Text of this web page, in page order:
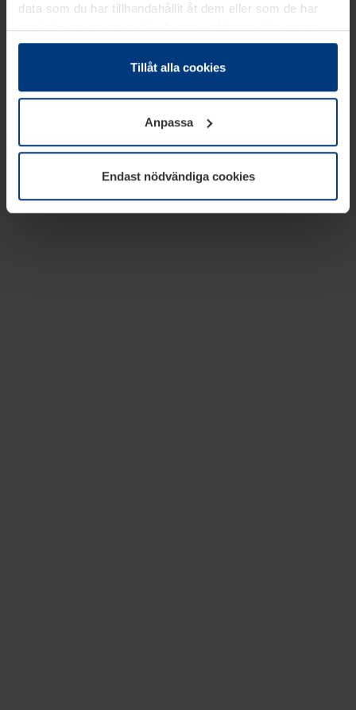
data som du har tillhandahållit åt dem eller som de har
samlat in inom ramen för din användning av tjänsterna.
Juridiskt kan vi lagra kakor på din enhet, om de är
absolut nödvändiga för driften av den här webbplatsen.
godkännande kan du när som helst ändra eller återkalla i
informationen om kakor underDataskyddsförklaring
vår webbplats.
Tillåt alla cookies
Anpassa
Endast nödvändiga cookies